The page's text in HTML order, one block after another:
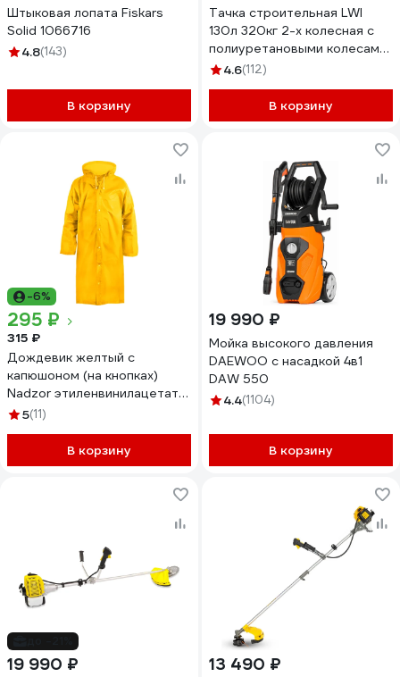
Штыковая лопата Fiskars
Solid 1066716
4.8(143)
В корзину
Тачка строительная LWI
130л 320кг 2-х колесная с
полиуретановыми колесами
LWI130х2ПУ
4.6(112)
В корзину
-6%
295 ₽
315 ₽
Дождевик желтый с
капюшоном (на кнопках)
Nadzor этиленвинилацетат
110 мкм 127273
5(11)
В корзину
19 990 ₽
Мойка высокого давления
DAEWOO c насадкой 4в1
DAW 550
4.4(1104)
В корзину
19 990 ₽ 13 490 ₽